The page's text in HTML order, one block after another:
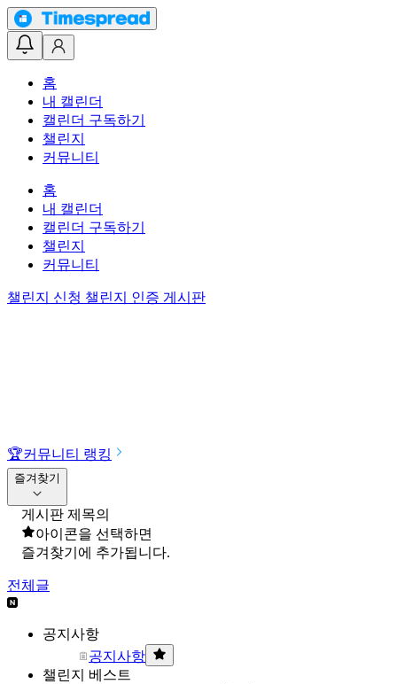
홈
내 캘린더
캘린더 구독하기
챌린지
커뮤니티
홈
내 캘린더
캘린더 구독하기
챌린지
커뮤니티
챌린지 신청 챌린지 인증 게시판
🏆커뮤니티 랭킹
즐겨찾기
게시판 제목의
아이콘을 선택하면
즐겨찾기에 추가됩니다.
전체글
공지사항
공지사항
챌린지 베스트